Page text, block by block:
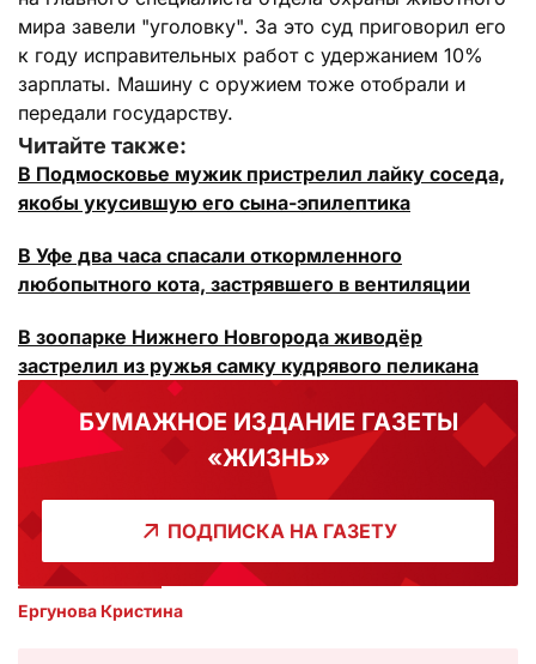
мира завели "уголовку". За это суд приговорил его
к году исправительных работ с удержанием 10%
зарплаты. Машину с оружием тоже отобрали и
передали государству.
Читайте также:
В Подмосковье мужик пристрелил лайку соседа,
якобы укусившую его сына-эпилептика
В Уфе два часа спасали откормленного
любопытного кота, застрявшего в вентиляции
В зоопарке Нижнего Новгорода живодёр
застрелил из ружья самку кудрявого пеликана
БУМАЖНОЕ ИЗДАНИЕ ГАЗЕТЫ
«ЖИЗНЬ»
ПОДПИСКА НА ГАЗЕТУ
Ергунова Кристина